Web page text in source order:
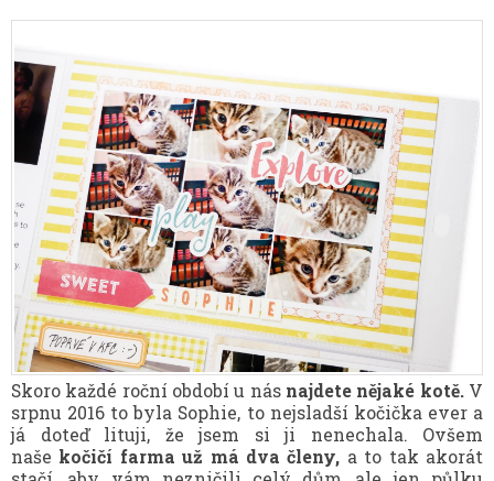
Skoro každé roční období u nás najdete nějaké kotě. V
srpnu 2016 to byla Sophie, to nejsladší kočička ever a
já doteď lituji, že jsem si ji nenechala. Ovšem
naše kočičí farma už má dva členy, a to tak akorát